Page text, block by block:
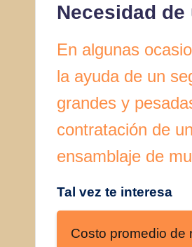
Necesidad
En algunas
la ayuda de un
grandes y
contratación de
ensamblaje de
Tal vez te interesa
Costo promedio de